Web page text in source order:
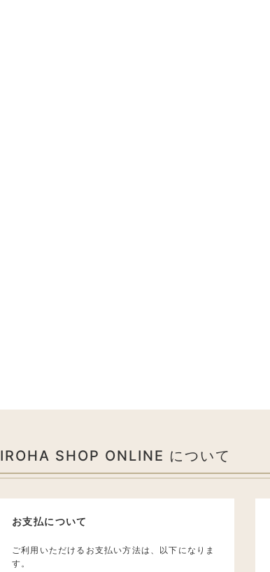
IROHA SHOP ONLINE について
お支払について
ご利用いただけるお支払い方法は、以下になりま
す。